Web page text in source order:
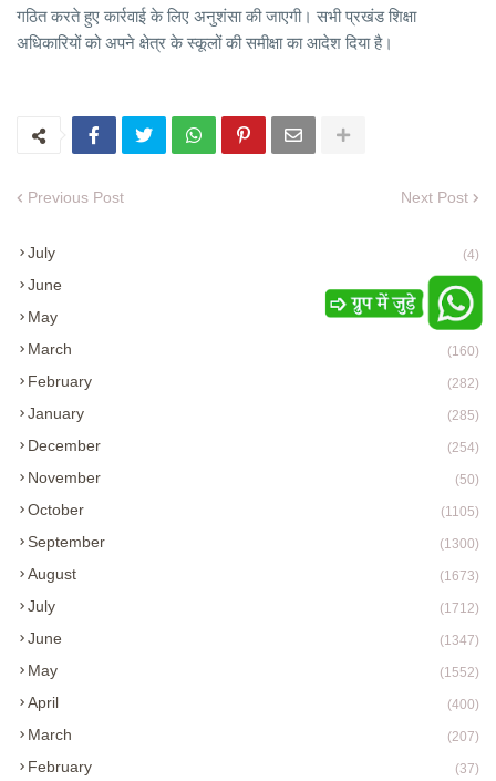
गठित करते हुए कार्रवाई के लिए अनुशंसा की जाएगी। सभी प्रखंड शिक्षा
अधिकारियों को अपने क्षेत्र के स्कूलों की समीक्षा का आदेश दिया है।
Previous Post Next Post
July (4)
June (7)
May (1)
March (160)
February (282)
January (285)
December (254)
November (50)
October (1105)
September (1300)
August (1673)
July (1712)
June (1347)
May (1552)
April (400)
March (207)
February (37)